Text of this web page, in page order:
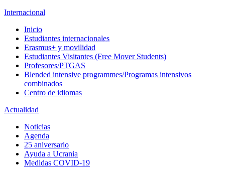
Internacional
Inicio
Estudiantes internacionales
Erasmus+ y movilidad
Estudiantes Visitantes (Free Mover Students)
Profesores/PTGAS
Blended intensive programmes/Programas intensivos
combinados
Centro de idiomas
Actualidad
Noticias
Agenda
25 aniversario
Ayuda a Ucrania
Medidas COVID-19